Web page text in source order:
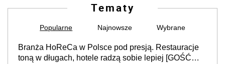
Tematy
Popularne Najnowsze Wybrane
Branża HoReCa w Polsce pod presją. Restauracje
toną w długach, hotele radzą sobie lepiej [GOŚĆ